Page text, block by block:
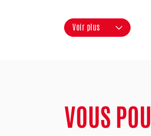
Voir plus
VOUS